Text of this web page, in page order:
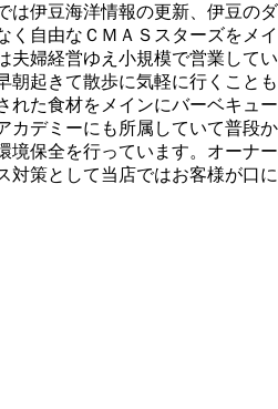
は伊豆海洋情報の更新、伊豆
く自由なＣＭＡＳスターズを
夫婦経営ゆえ小規模で営業して
朝起きて散歩に気軽に行くこと
れた食材をメインにバーベキ
カデミーにも所属していて普段
境保全を行っています。オーナ
策として当店ではお客様が口